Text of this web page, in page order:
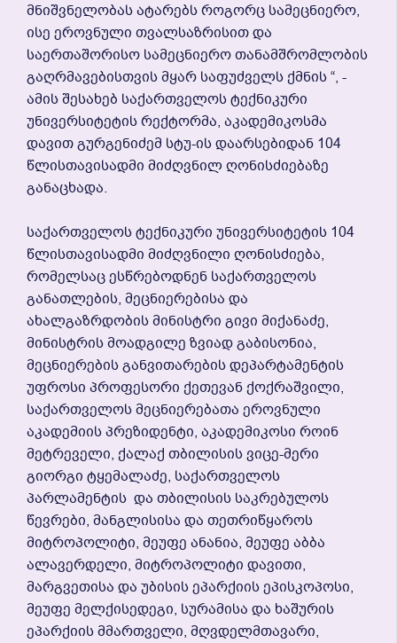
Მნიშვნელობას Ატარებს Როგორც Სამეცნიერო,
Ისე Ეროვნული Თვალსაზრისით Და
Საერთაშორისო Სამეცნიერო Თანამშრომლობის
Გაღრმავებისთვის Მყარ Საფუძველს Ქმნის “, -
Ამის Შესახებ Საქართველოს Ტექნიკური
Უნივერსიტეტის Რექტორმა, Აკადემიკოსმა
Დავით Გურგენიძემ Სტუ-Ის Დაარსებიდან 104
Წლისთავისადმი Მიძღვნილ Ღონისძიებაზე
Განაცხადა.
Საქართველოს Ტექნიკური Უნივერსიტეტის 104
Წლისთავისადმი Მიძღვნილი Ღონისძიება,
Რომელსაც Ესწრებოდნენ Საქართველოს
Განათლების, Მეცნიერებისა Და
Ახალგაზრდობის Მინისტრი Გივი Მიქანაძე,
Მინისტრის Მოადგილე Ზვიად Გაბისონია,
Მეცნიერების Განვითარების Დეპარტამენტის
Უფროსი Პროფესორი Ქეთევან Ქოქრაშვილი,
Საქართველოს Მეცნიერებათა Ეროვნული
Აკადემიის Პრეზიდენტი, Აკადემიკოსი Როინ
Მეტრეველი, Ქალაქ Თბილისის Ვიცე-Მერი
Გიორგი Ტყემალაძე, Საქართველოს
Პარლამენტის Და Თბილისის Საკრებულოს
Წევრები, Მანგლისისა Და Თეთრიწყაროს
Მიტროპოლიტი, Მეუფე Ანანია, Მეუფე Აბბა
Ალავერდელი, Მიტროპოლიტი Დავითი,
Მარგვეთისა Და Უბისის Ეპარქიის Ეპისკოპოსი,
Მეუფე Მელქისედეგი, Სურამისა Და Ხაშურის
Ეპარქიის Მმართველი, Მღვდელმთავარი,